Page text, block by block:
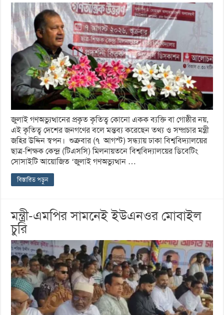
জুলাই গণঅভ্যুত্থানের প্রকৃত কৃতিত্ব কোনো একক ব্যক্তি বা গোষ্ঠীর নয়,
এই কৃতিত্ব দেশের জনগণের বলে মন্তব্য করেছেন তথ্য ও সম্প্রচার মন্ত্রী
জহির উদ্দিন স্বপন। শুক্রবার (৭ আগস্ট) সন্ধ্যায় ঢাকা বিশ্ববিদ্যালয়ের
ছাত্র-শিক্ষক কেন্দ্র (টিএসসি) মিলনায়তনে বিশ্ববিদ্যালয়ের ডিবেটিং
সোসাইটি আয়োজিত ‘জুলাই গণঅভ্যুত্থান …
বিস্তারিত পড়ুন
মন্ত্রী-এমপির সামনেই ইউএনওর মোবাইল
চুরি